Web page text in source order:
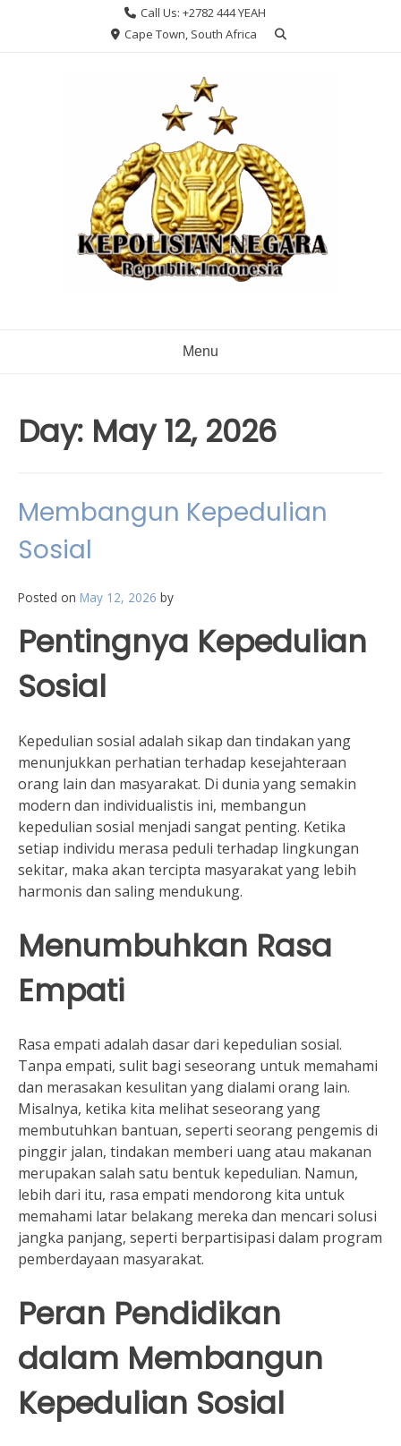
Call Us: +2782 444 YEAH
Cape Town, South Africa
Menu
Day: May 12, 2026
Membangun Kepedulian
Sosial
Posted on May 12, 2026 by
Pentingnya Kepedulian
Sosial
Kepedulian sosial adalah sikap dan tindakan yang
menunjukkan perhatian terhadap kesejahteraan
orang lain dan masyarakat. Di dunia yang semakin
modern dan individualistis ini, membangun
kepedulian sosial menjadi sangat penting. Ketika
setiap individu merasa peduli terhadap lingkungan
sekitar, maka akan tercipta masyarakat yang lebih
harmonis dan saling mendukung.
Menumbuhkan Rasa
Empati
Rasa empati adalah dasar dari kepedulian sosial.
Tanpa empati, sulit bagi seseorang untuk memahami
dan merasakan kesulitan yang dialami orang lain.
Misalnya, ketika kita melihat seseorang yang
membutuhkan bantuan, seperti seorang pengemis di
pinggir jalan, tindakan memberi uang atau makanan
merupakan salah satu bentuk kepedulian. Namun,
lebih dari itu, rasa empati mendorong kita untuk
memahami latar belakang mereka dan mencari solusi
jangka panjang, seperti berpartisipasi dalam program
pemberdayaan masyarakat.
Peran Pendidikan
dalam Membangun
Kepedulian Sosial